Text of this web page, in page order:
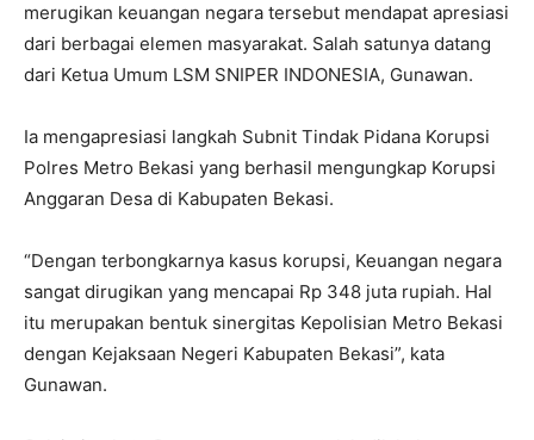
merugikan keuangan negara tersebut mendapat apresiasi
dari berbagai elemen masyarakat. Salah satunya datang
dari Ketua Umum LSM SNIPER INDONESIA, Gunawan.
Ia mengapresiasi langkah Subnit Tindak Pidana Korupsi
Polres Metro Bekasi yang berhasil mengungkap Korupsi
Anggaran Desa di Kabupaten Bekasi.
“Dengan terbongkarnya kasus korupsi, Keuangan negara
sangat dirugikan yang mencapai Rp 348 juta rupiah. Hal
itu merupakan bentuk sinergitas Kepolisian Metro Bekasi
dengan Kejaksaan Negeri Kabupaten Bekasi”, kata
Gunawan.